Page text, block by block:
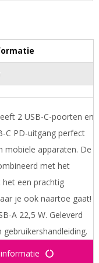
2 USB-C-poorten en
C PD-uitgang perfect
mobiele apparaten. De
met het
een prachtig
je ook naartoe gaat!
A 22,5 W. Geleverd
gebruikershandleiding.